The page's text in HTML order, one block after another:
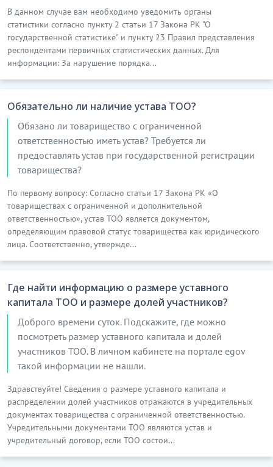
В данном случае вам необходимо уведомить органы
статистики согласно пункту 2 статьи 17 Закона РК "О
государственной статистике" и пункту 23 Правил представления
респондентами первичных статистических данных. Для
информации: За нарушение порядка...
Обязательно ли наличие устава ТОО?
Обязано ли товарищество с ограниченной
ответственностью иметь устав? Требуется ли
предоставлять устав при государственной регистрации
товарищества?
По первому вопросу: Согласно статьи 17 Закона РК «О
товариществах с ограниченной и дополнительной
ответственностью», устав ТОО является документом,
определяющим правовой статус товарищества как юридического
лица. Соответственно, утвержде...
Где найти информацию о размере уставного
капитала ТОО и размере долей участников?
Доброго времени суток. Подскажите, где можно
посмотреть размер уставного капитала и долей
участников ТОО. В личном кабинете на портале egov
такой информации не нашли.
Здравствуйте! Сведения о размере уставного капитала и
распределении долей участников отражаются в учредительных
документах товарищества с ограниченной ответственностью.
Учредительными документами ТОО являются устав и
учредительный договор, если ТОО состои...